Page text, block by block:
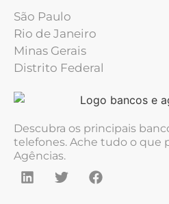
São Paulo
Rio de Janeiro
Minas Gerais
Distrito Federal
Descubra os principais
telefones. Ache tudo o que
Agências.